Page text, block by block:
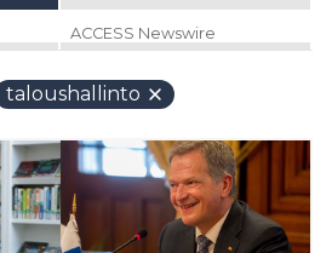
ACCESS Newswire
taloushallinto